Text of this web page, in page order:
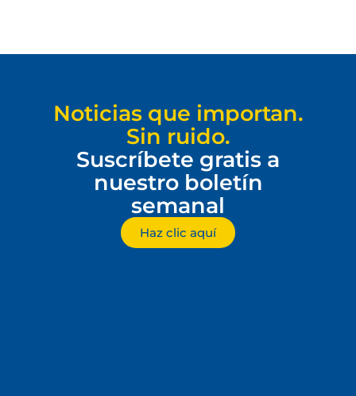
Noticias que importan.
Sin ruido.
Suscríbete gratis a
nuestro boletín
semanal
Haz clic aquí